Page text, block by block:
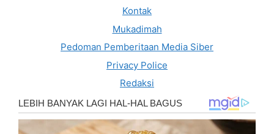
Kontak
Mukadimah
Pedoman Pemberitaan Media Siber
Privacy Police
Redaksi